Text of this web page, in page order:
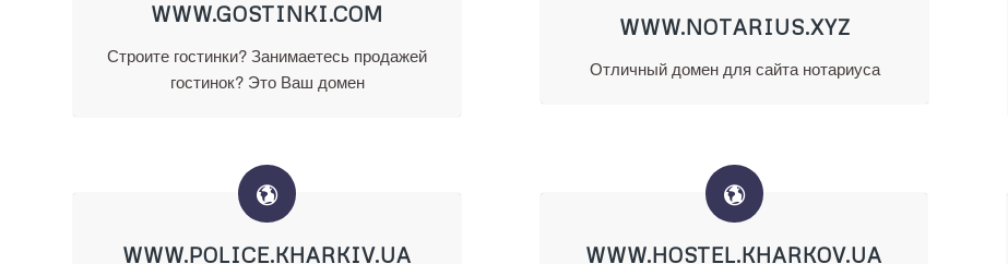
WWW.GOSTINKI.COM
Строите гостинки? Занимаетесь продажей
гостинок? Это Ваш домен
WWW.NOTARIUS.XYZ
Отличный домен для сайта нотариуса
WWW.POLICE.KHARKIV.UA WWW.HOSTEL.KHARKOV.UA